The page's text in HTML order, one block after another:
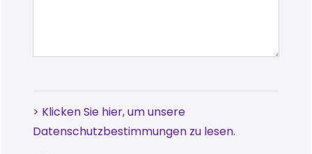
> Klicken Sie hier, um unsere
Datenschutzbestimmungen zu lesen.